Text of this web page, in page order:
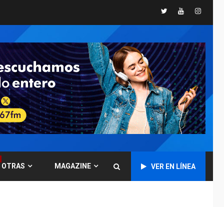
TwitterYoutube
OTRAS MAGAZINE VER EN LÍNEA
6
TITULARES
CNP plantea incluir
Libertad de Expresión
en agenda de
negociación con
comisión de AN 2015
7
DESTACADOS
NACIONALES
ÚLTIMA HORA
Gobierno nacional y
regional nos
respaldaron desde el
primer momento tras
asegura Gustavo
Duque